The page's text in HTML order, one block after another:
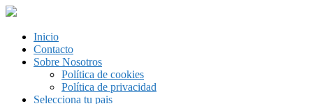
Inicio
Contacto
Sobre Nosotros
Política de cookies
Política de privacidad
Selecciona tu pais